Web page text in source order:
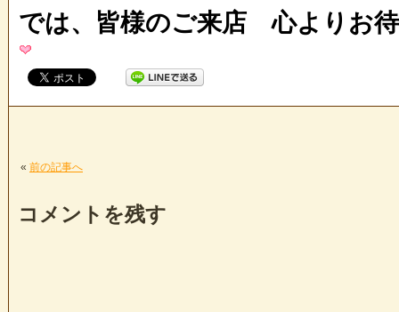
では、皆様のご来店 心よりお
« 前の記事へ
コメントを残す